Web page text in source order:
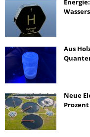
Aus
Neue